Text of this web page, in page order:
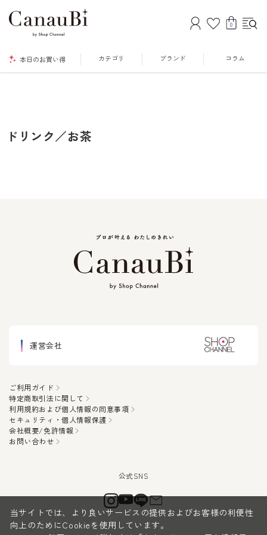
0
本日のお買い得 カテゴリ ブランド コラム
ドリンク／お茶
運営会社
ご利用ガイド
特定商取引法に関して
利用規約および個人情報の同意事項
セキュリティ・個人情報保護
会社概要/免許情報
お問い合わせ
当サイトでは、より良いサービスの提供およびお客様の利便性
向上のためにCookieを使用しています。